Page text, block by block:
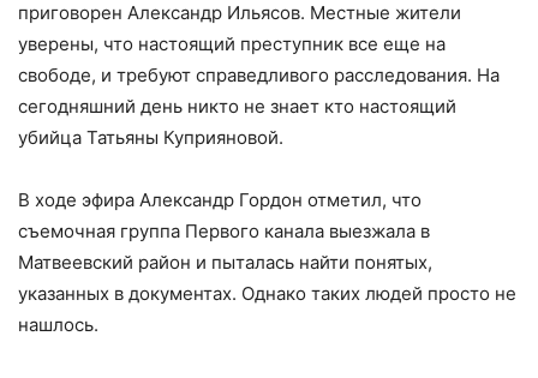
приговорен Александр Ильясов. Местные жители
уверены, что настоящий преступник все еще на
свободе, и требуют справедливого расследования. На
сегодняшний день никто не знает кто настоящий
убийца Татьяны Куприяновой.
В ходе эфира Александр Гордон отметил, что
съемочная группа Первого канала выезжала в
Матвеевский район и пыталась найти понятых,
указанных в документах. Однако таких людей просто не
нашлось.